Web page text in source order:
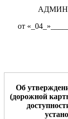
от
Об
(дорожной
устан